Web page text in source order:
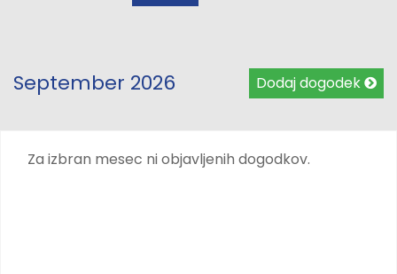
September 2026 Dodaj dogodek
Za izbran mesec ni objavljenih dogodkov.